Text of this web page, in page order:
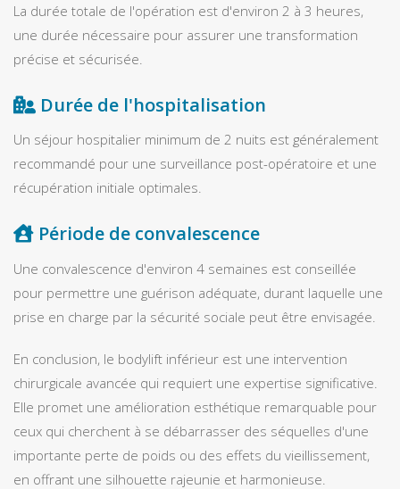
La durée totale de l'opération est d'environ 2 à 3 heures,
une durée nécessaire pour assurer une transformation
précise et sécurisée.
Durée de l'hospitalisation
Un séjour hospitalier minimum de 2 nuits est généralement
recommandé pour une surveillance post-opératoire et une
récupération initiale optimales.
Période de convalescence
Une convalescence d'environ 4 semaines est conseillée
pour permettre une guérison adéquate, durant laquelle une
prise en charge par la sécurité sociale peut être envisagée.
En conclusion, le bodylift inférieur est une intervention
chirurgicale avancée qui requiert une expertise significative.
Elle promet une amélioration esthétique remarquable pour
ceux qui cherchent à se débarrasser des séquelles d'une
importante perte de poids ou des effets du vieillissement,
en offrant une silhouette rajeunie et harmonieuse.